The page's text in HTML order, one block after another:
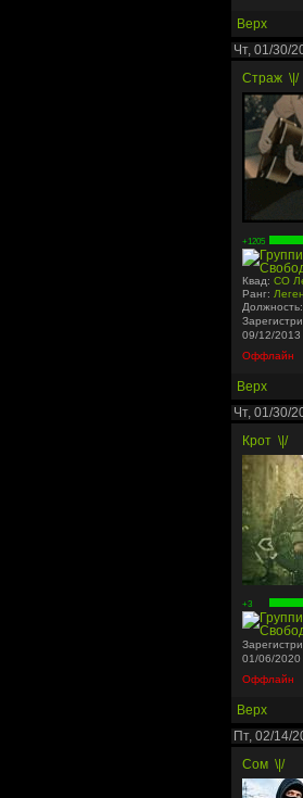
Верх
Чт, 01/30/
Страж \|/
+1205
Квад: СО
Ранг:
Должность:
09/12/2013
Оффлайн
Верх
Чт, 01/30/
Крот \|/
+3
01/06/2020
Оффлайн
Верх
Пт, 02/14/
Сом \|/